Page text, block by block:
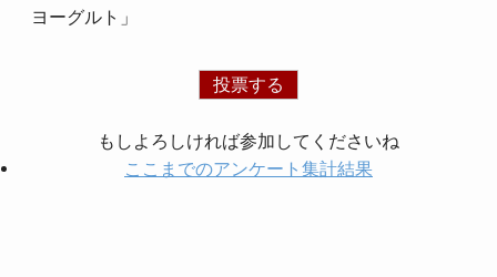
ヨーグルト」
もしよろしければ参加してくださいね
ここまでのアンケート集計結果